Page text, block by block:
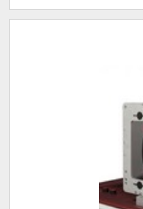
Assim, é
PARA
na internet
manual
qualificada,